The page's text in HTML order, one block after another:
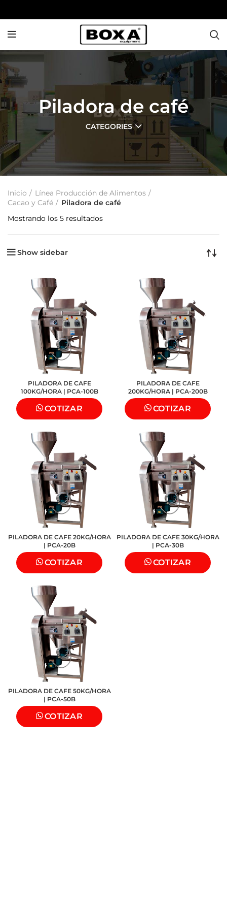
Piladora de café
CATEGORIES
Inicio
Línea Producción de Alimentos
Cacao y Café
Piladora de café
Mostrando los 5 resultados
Show sidebar
PILADORA DE CAFE
100KG/HORA | PCA-100B
COTIZAR
PILADORA DE CAFE
200KG/HORA | PCA-200B
COTIZAR
PILADORA DE CAFE 20KG/HORA
| PCA-20B
COTIZAR
PILADORA DE CAFE 30KG/HORA
| PCA-30B
COTIZAR
PILADORA DE CAFE 50KG/HORA
| PCA-50B
COTIZAR